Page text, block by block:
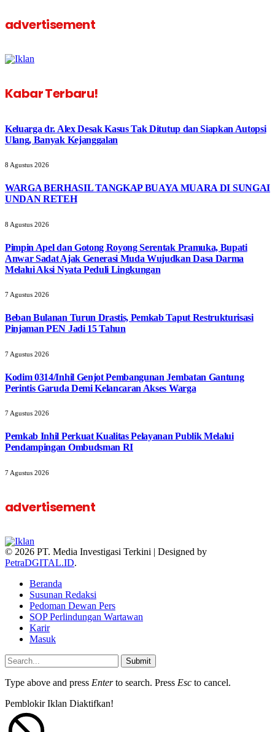
advertisement
Kabar Terbaru!
Keluarga dr. Alex Desak Kasus Tak Ditutup dan Siapkan Autopsi
Ulang, Banyak Kejanggalan
8 Agustus 2026
WARGA BERHASIL TANGKAP BUAYA MUARA DI SUNGAI
UNDAN RETEH
8 Agustus 2026
Pimpin Apel dan Gotong Royong Serentak Pramuka, Bupati
Anwar Sadat Ajak Generasi Muda Wujudkan Dasa Darma
Melalui Aksi Nyata Peduli Lingkungan
7 Agustus 2026
Beban Bulanan Turun Drastis, Pemkab Taput Restrukturisasi
Pinjaman PEN Jadi 15 Tahun‎
7 Agustus 2026
Kodim 0314/Inhil Genjot Pembangunan Jembatan Gantung
Perintis Garuda Demi Kelancaran Akses Warga
7 Agustus 2026
Pemkab Inhil Perkuat Kualitas Pelayanan Publik Melalui
Pendampingan Ombudsman RI
7 Agustus 2026
advertisement
© 2026 PT. Media Investigasi Terkini | Designed by
PetraDGITAL.ID.
Beranda
Susunan Redaksi
Pedoman Dewan Pers
SOP Perlindungan Wartawan
Karir
Masuk
Submit
Type above and press Enterto search. Press Esc to cancel.
Pemblokir Iklan Diaktifkan!